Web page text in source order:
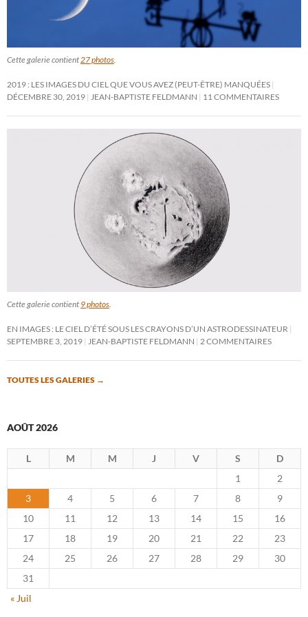
Cette galerie contient 27 photos
2019 : LES IMAGES DU CIEL QUE VOUS AVEZ (PEUT-ÊTRE) MANQUÉES
DÉCEMBRE 30, 2019
JEAN-BAPTISTE FELDMANN 11 COMMENTAIRES
Cette galerie contient 9 photos
EN IMAGES : LE CIEL D’ÉTÉ SOUS LES CRAYONS D’UN ASTRODESSINATEUR
SEPTEMBRE 3, 2019
JEAN-BAPTISTE FELDMANN 2 COMMENTAIRES
TOUTES LES GALERIES →
AOÛT 2026
L M M J V S
D
1
2
3
4 5 6 7 8
9
10
11 12 13 14 15
16
17
18 19 20 21 22
23
24
25 26 27 28 29
30
31
« Juil